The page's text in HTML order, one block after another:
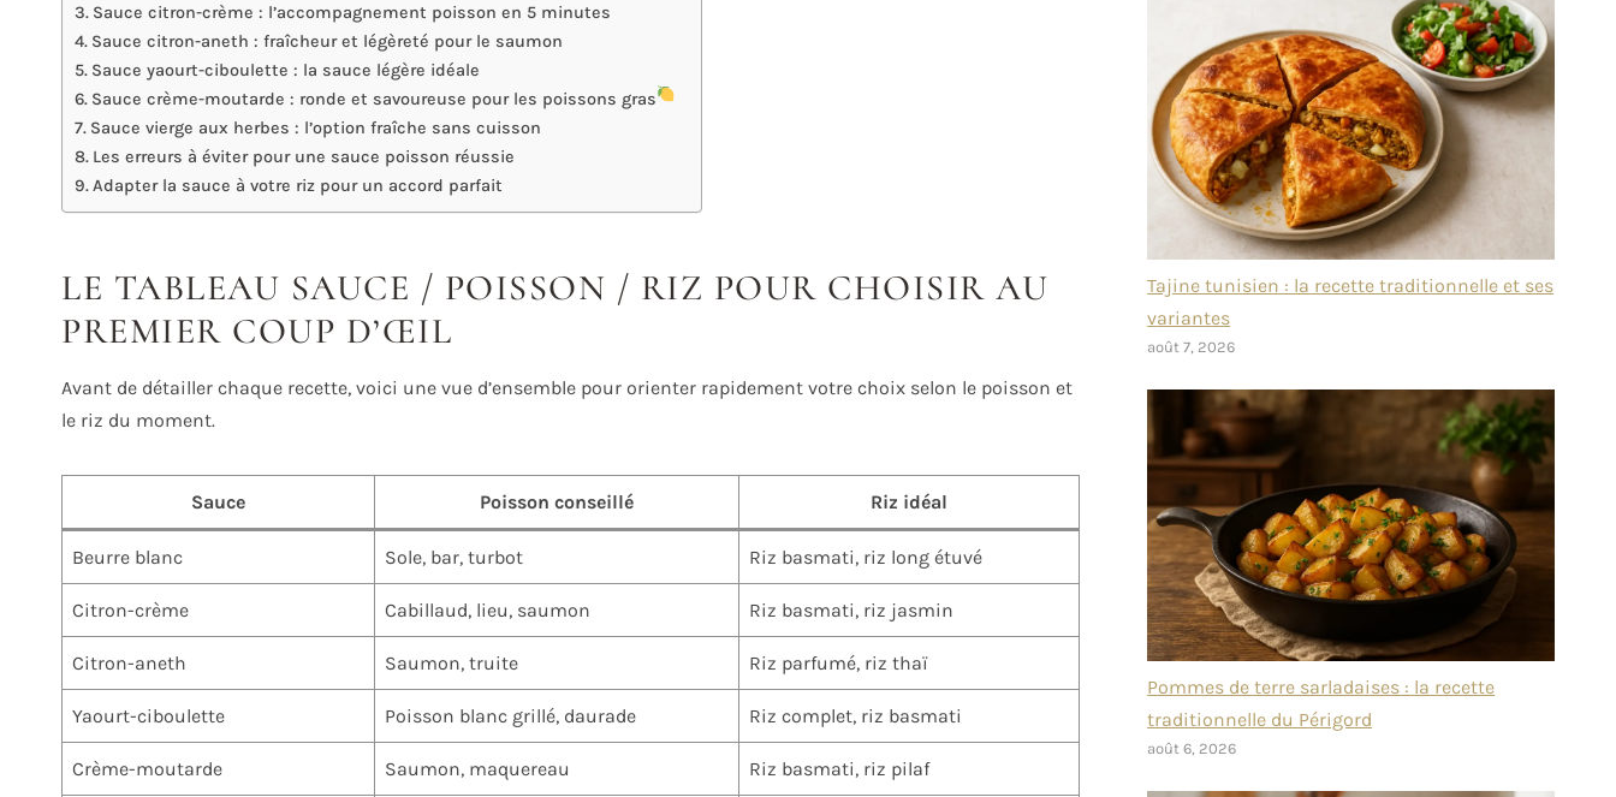
Sauce citron-crème : l’accompagnement poisson en 5 minutes
Sauce citron-aneth : fraîcheur et légèreté pour le saumon
Sauce yaourt-ciboulette : la sauce légère idéale
Sauce crème-moutarde : ronde et savoureuse pour les poissons gras
Sauce vierge aux herbes : l’option fraîche sans cuisson
Les erreurs à éviter pour une sauce poisson réussie
Adapter la sauce à votre riz pour un accord parfait
LE TABLEAU SAUCE / POISSON / RIZ POUR CHOISIR AU
PREMIER COUP D’ŒIL
Avant de détailler chaque recette, voici une vue d’ensemble pour orienter rapidement votre choix selon le poisson et
le riz du moment.
Sauce Poisson conseillé Riz idéal
Beurre blanc Sole, bar, turbot Riz basmati, riz long étuvé
Citron-crème Cabillaud, lieu, saumon Riz basmati, riz jasmin
Citron-aneth Saumon, truite Riz parfumé, riz thaï
Yaourt-ciboulette Poisson blanc grillé, daurade Riz complet, riz basmati
Crème-moutarde Saumon, maquereau Riz basmati, riz pilaf
Tajine tunisien : la recette traditionnelle et ses
variantes
août 7, 2026
Pommes de terre sarladaises : la recette
traditionnelle du Périgord
août 6, 2026